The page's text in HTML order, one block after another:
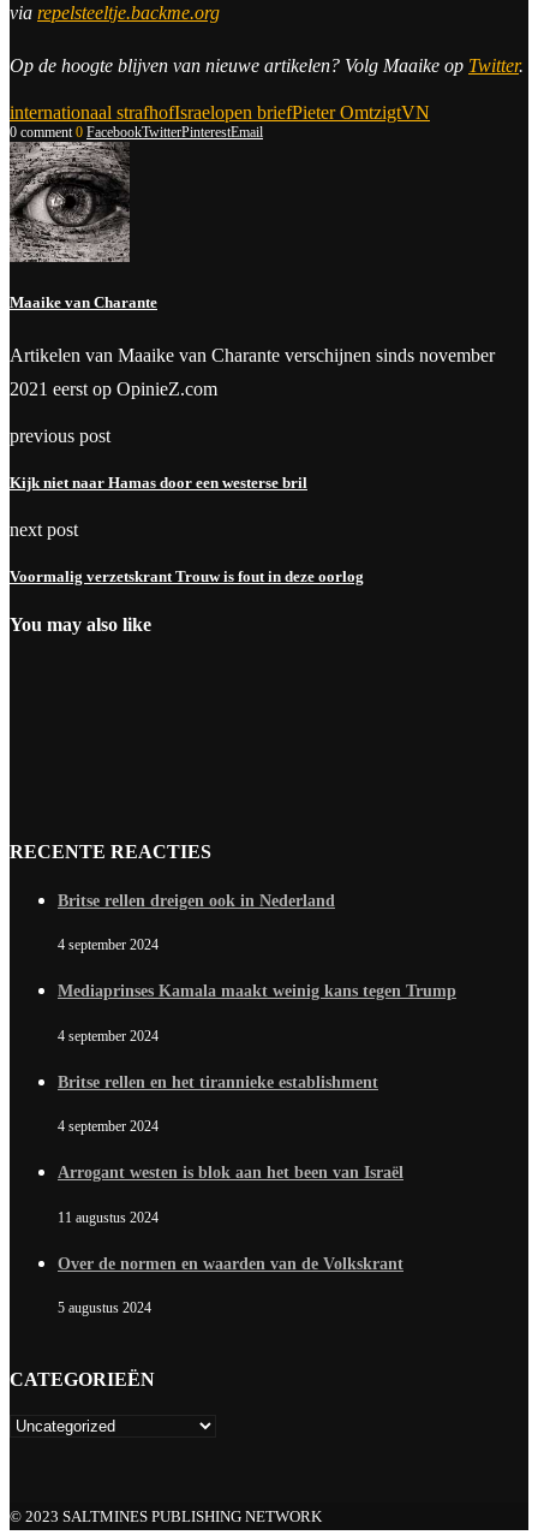
via repelsteeltje.backme.org
Op de hoogte blijven van nieuwe artikelen? Volg Maaike op Twitter.
internationaal strafhofIsraelopen briefPieter OmtzigtVN
0 comment 0 FacebookTwitterPinterestEmail
Maaike van Charante
Artikelen van Maaike van Charante verschijnen sinds november
2021 eerst op OpinieZ.com
previous post
Kijk niet naar Hamas door een westerse bril
next post
Voormalig verzetskrant Trouw is fout in deze oorlog
You may also like
RECENTE REACTIES
Britse rellen dreigen ook in Nederland
4 september 2024
Mediaprinses Kamala maakt weinig kans tegen Trump
4 september 2024
Britse rellen en het tirannieke establishment
4 september 2024
Arrogant westen is blok aan het been van Israël
11 augustus 2024
Over de normen en waarden van de Volkskrant
5 augustus 2024
CATEGORIEËN
© 2023 SALTMINES PUBLISHING NETWORK